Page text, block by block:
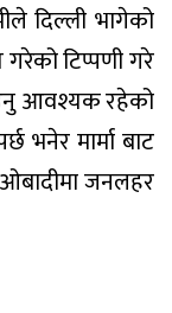
दिल्ली भागेको
गरेको टिप्पणी गरे
आवश्यक रहेको
भनेर मार्मा बाट
जनलहर